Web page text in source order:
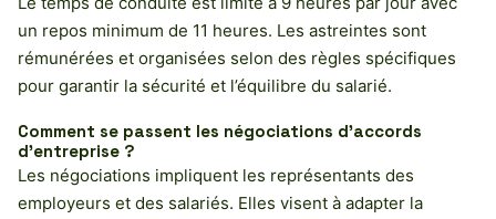
un repos minimum de 11 heures. Les astreintes sont
rémunérées et organisées selon des règles spécifiques
pour garantir la sécurité et l’équilibre du salarié.
Comment se passent les négociations d’accords
d’entreprise ?
Les négociations impliquent les représentants des
employeurs et des salariés. Elles visent à adapter la